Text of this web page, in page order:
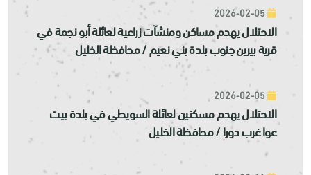
الاحتلال يهدم مساكن ومنشآت زراعية لعائلة أبو نجمة في
قرية بيرين جنوب بلدة بني نعيم / محافظة الخليل
الاحتلال يهدم مسكنين لعائلة السويطي في بلدة بيت
عوا غرب دورا / محافظة الخليل